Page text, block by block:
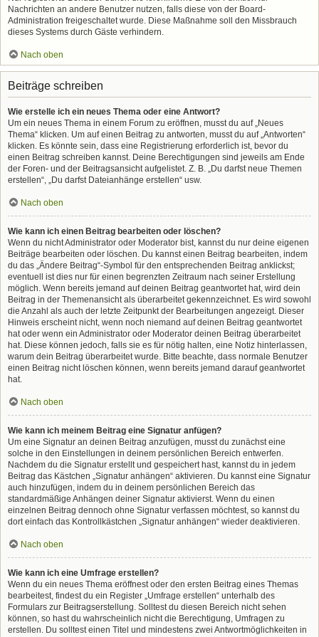
Nachrichten an andere Benutzer nutzen, falls diese von der Board-
Administration freigeschaltet wurde. Diese Maßnahme soll den Missbrauch
dieses Systems durch Gäste verhindern.
Nach oben
Beiträge schreiben
Wie erstelle ich ein neues Thema oder eine Antwort?
Um ein neues Thema in einem Forum zu eröffnen, musst du auf „Neues
Thema“ klicken. Um auf einen Beitrag zu antworten, musst du auf „Antworten“
klicken. Es könnte sein, dass eine Registrierung erforderlich ist, bevor du
einen Beitrag schreiben kannst. Deine Berechtigungen sind jeweils am Ende
der Foren- und der Beitragsansicht aufgelistet. Z. B. „Du darfst neue Themen
erstellen“, „Du darfst Dateianhänge erstellen“ usw.
Nach oben
Wie kann ich einen Beitrag bearbeiten oder löschen?
Wenn du nicht Administrator oder Moderator bist, kannst du nur deine eigenen
Beiträge bearbeiten oder löschen. Du kannst einen Beitrag bearbeiten, indem
du das „Ändere Beitrag“-Symbol für den entsprechenden Beitrag anklickst;
eventuell ist dies nur für einen begrenzten Zeitraum nach seiner Erstellung
möglich. Wenn bereits jemand auf deinen Beitrag geantwortet hat, wird dein
Beitrag in der Themenansicht als überarbeitet gekennzeichnet. Es wird sowohl
die Anzahl als auch der letzte Zeitpunkt der Bearbeitungen angezeigt. Dieser
Hinweis erscheint nicht, wenn noch niemand auf deinen Beitrag geantwortet
hat oder wenn ein Administrator oder Moderator deinen Beitrag überarbeitet
hat. Diese können jedoch, falls sie es für nötig halten, eine Notiz hinterlassen,
warum dein Beitrag überarbeitet wurde. Bitte beachte, dass normale Benutzer
einen Beitrag nicht löschen können, wenn bereits jemand darauf geantwortet
hat.
Nach oben
Wie kann ich meinem Beitrag eine Signatur anfügen?
Um eine Signatur an deinen Beitrag anzufügen, musst du zunächst eine
solche in den Einstellungen in deinem persönlichen Bereich entwerfen.
Nachdem du die Signatur erstellt und gespeichert hast, kannst du in jedem
Beitrag das Kästchen „Signatur anhängen“ aktivieren. Du kannst eine Signatur
auch hinzufügen, indem du in deinem persönlichen Bereich das
standardmäßige Anhängen deiner Signatur aktivierst. Wenn du einen
einzelnen Beitrag dennoch ohne Signatur verfassen möchtest, so kannst du
dort einfach das Kontrollkästchen „Signatur anhängen“ wieder deaktivieren.
Nach oben
Wie kann ich eine Umfrage erstellen?
Wenn du ein neues Thema eröffnest oder den ersten Beitrag eines Themas
bearbeitest, findest du ein Register „Umfrage erstellen“ unterhalb des
Formulars zur Beitragserstellung. Solltest du diesen Bereich nicht sehen
können, so hast du wahrscheinlich nicht die Berechtigung, Umfragen zu
erstellen. Du solltest einen Titel und mindestens zwei Antwortmöglichkeiten in